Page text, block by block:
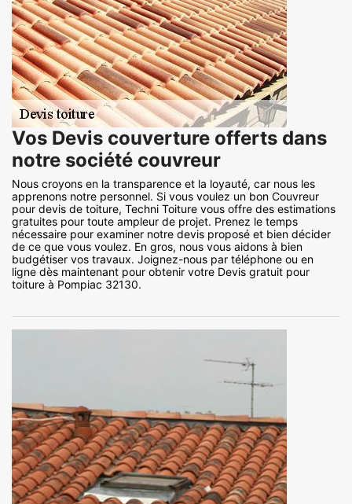
Vos Devis couverture offerts dans
notre société couvreur
Nous croyons en la transparence et la loyauté, car nous les
apprenons notre personnel. Si vous voulez un bon Couvreur
pour devis de toiture, Techni Toiture vous offre des estimations
gratuites pour toute ampleur de projet. Prenez le temps
nécessaire pour examiner notre devis proposé et bien décider
de ce que vous voulez. En gros, nous vous aidons à bien
budgétiser vos travaux. Joignez-nous par téléphone ou en
ligne dès maintenant pour obtenir votre Devis gratuit pour
toiture à Pompiac 32130.